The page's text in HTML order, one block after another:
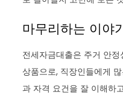
마무리하는 이야
전세자금대출은 주거 안
상품으로, 직장인들에게
과 자격 요건을 잘 이해하